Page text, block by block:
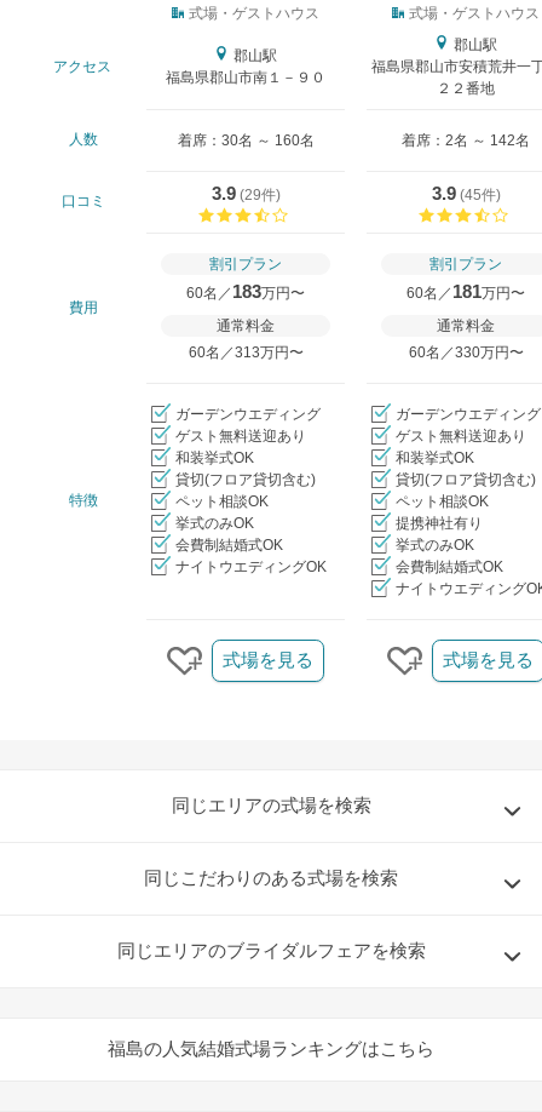
式場・ゲストハウス 式場・ゲストハウス
アクセス
郡山駅
福島県郡山市南１－９０
郡山駅
福島県郡山市安積荒井一
２２番地
人数 着席：30名 ～ 160名 着席：2名 ～ 142名
口コミ 3.9(29件)
3.9(45件)
費用
割引プラン
60名／ 183万円〜
通常料金
60名／313万円〜
割引プラン
60名／ 181万円〜
通常料金
60名／330万円〜
特徴
ガーデンウエディング
ゲスト無料送迎あり
和装挙式OK
貸切(フロア貸切含む)
ペット相談OK
挙式のみOK
会費制結婚式OK
ナイトウエディングOK
ガーデンウエディング
ゲスト無料送迎あり
和装挙式OK
貸切(フロア貸切含む)
ペット相談OK
提携神社有り
挙式のみOK
会費制結婚式OK
ナイトウエディング
クリップする
式場を見る
クリップする
式場を見る
同じエリアの式場を検索
同じこだわりのある式場を検索
同じエリアのブライダルフェアを検索
福島の人気結婚式場ランキングはこちら